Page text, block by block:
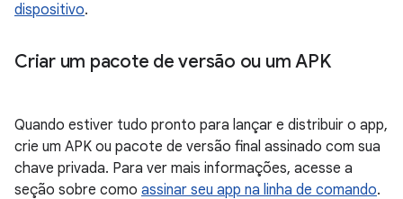
dispositivo.
Criar um pacote de versão ou um APK
Quando estiver tudo pronto para lançar e distribuir o app,
crie um APK ou pacote de versão final assinado com sua
chave privada. Para ver mais informações, acesse a
seção sobre como assinar seu app na linha de comando.